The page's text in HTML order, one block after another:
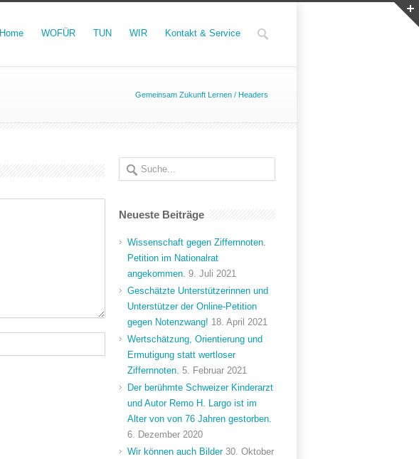
Home WOFÜR TUN WIR Kontakt & Service
Gemeinsam Zukunft Lernen / Headers
Neueste Beiträge
Wissenschaft gegen Ziffernnoten.
Petition im Nationalrat
angekommen. 9. Juli 2021
Geschätzte Unterstützerinnen und
Unterstützer der Online-Petition
gegen Notenzwang! 18. April 2021
Wertschätzung, Orientierung und
Ermutigung statt wertloser
Ziffernnoten. 5. Februar 2021
Der berühmte Schweizer Kinderarzt
und Autor Remo H. Largo ist im
Alter von von 76 Jahren gestorben.
6. Dezember 2020
Wir können auch Bilder 30. Oktober